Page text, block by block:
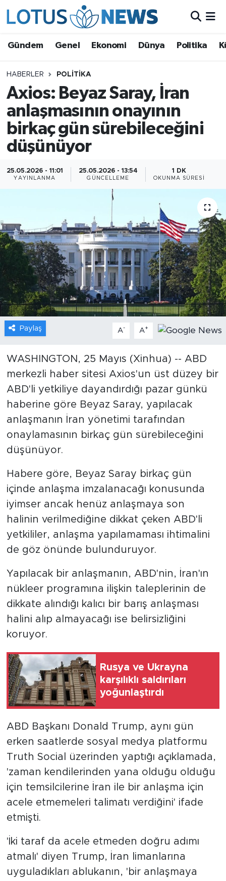
Gündem Genel Ekonomi Dünya Politika
HABERLER POLITIKA
Axios: Beyaz Saray, İran
anlaşmasının onayının
birkaç gün sürebileceğini
düşünüyor
25.05.2026 - 11:01
YAYINLANMA
25.05.2026 - 13:54
GÜNCELLEME
1 DK
OKUNMA SÜRESI
Paylaş A- A+
WASHINGTON, 25 Mayıs (Xinhua) -- ABD
merkezli haber sitesi Axios'un üst düzey bir
ABD'li yetkiliye dayandırdığı pazar günkü
haberine göre Beyaz Saray, yapılacak
anlaşmanın İran yönetimi tarafından
onaylamasının birkaç gün sürebileceğini
düşünüyor.
Habere göre, Beyaz Saray birkaç gün
içinde anlaşma imzalanacağı konusunda
iyimser ancak henüz anlaşmaya son
halinin verilmediğine dikkat çeken ABD'li
yetkililer, anlaşma yapılamaması ihtimalini
de göz önünde bulunduruyor.
Yapılacak bir anlaşmanın, ABD'nin, İran'ın
nükleer programına ilişkin taleplerinin de
dikkate alındığı kalıcı bir barış anlaşması
halini alıp almayacağı ise belirsizliğini
koruyor.
Rusya ve Ukrayna
karşılıklı saldırıları
yoğunlaştırdı
ABD Başkanı Donald Trump, aynı gün
erken saatlerde sosyal medya platformu
Truth Social üzerinden yaptığı açıklamada,
'zaman kendilerinden yana olduğu olduğu
için temsilcilerine İran ile bir anlaşma için
acele etmemeleri talimatı verdiğini' ifade
etmişti.
'İki taraf da acele etmeden doğru adımı
atmalı' diyen Trump, İran limanlarına
uyguladıkları ablukanın, 'bir anlaşmaya
Ekonomi
Dünya
Politika
Kültür - Sanat ve Tarih
Yaşam
Çin Fuarları
Gündem
Video
Sağlık
Foto Haber
Xinhua Türkiye
Seyahat